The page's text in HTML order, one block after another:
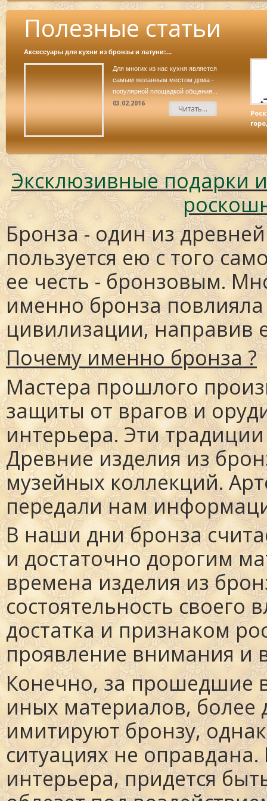
В этом случае опустится или
поднимется диск измельчителя в
или грубее.
После того как будет выбран
желаемый размер убедитесь что
ручка прислонена к зубчатому
наконечнику. Заблокируйте
наконечник крючком
блокировщиком наконечника и
закрутить ручку, таким образом все
заблокировав .
Полезные статьи
Аксессуары для кухни из бронзы и латуни:...
Для многих из нас кухня является
самым желанным местом дома -
популярной площадкой общения...
03.02.2016
Читать...
Эксклюзивные подарки
Бронза - один из
пользуется ею с того
ее честь - бронзовым.
именно бронза
цивилизации, направив
Почему именно бронза ?
Мастера прошлого
защиты от врагов и
интерьера. Эти
Древние изделия из
музейных коллекций.
передали нам
В наши дни бронза
и достаточно дорогим
времена изделия из
состоятельность своего
достатка и признаком
проявление внимания и
Конечно, за прошедшие
иных материалов,
имитируют бронзу,
ситуациях не
интерьера, придется